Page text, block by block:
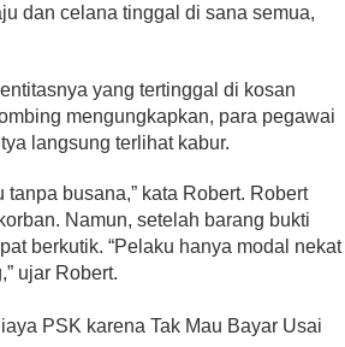
dan celana tinggal di sana semua,
yang tertinggal di kosan
mengungkapkan, para pegawai
langsung terlihat kabur.
busana,” kata Robert. Robert
Namun, setelah barang bukti
berkutik. “Pelaku hanya modal nekat
ujar Robert.
PSK karena Tak Mau Bayar Usai